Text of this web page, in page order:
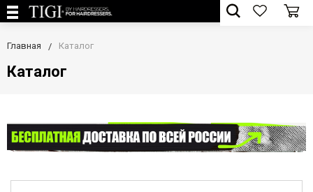
Главная Каталог
Каталог